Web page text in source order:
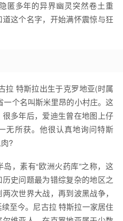
匿多年的异界幽灵突然卷土重
这个名字，开始满怀震惊与狂
拉 特斯拉出生于克罗地亚(时属
一个名叫斯米里昂的小村庄。这
多年后，爱迪生曾在地图上仔
无所获。他很认真地询问特斯
?
，素有“欧洲火药库”之称，这
史问题最为错综复杂的地区之
次世界大战，再到波黑战争，
至今。尼古拉 特斯拉一家居住